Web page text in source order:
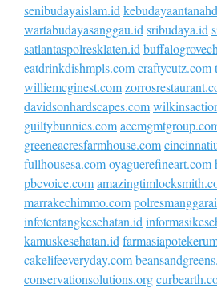
senibudayaislam.id
wartabudayasanggau.id sribudaya.id
satlantaspolresklaten.id
eatdrinkdishmpls.comcraftycutz.com
williemcginest.com
davidsonhardscapes.com
guiltybunnies.com
greeneacresfarmhouse.com
fullhousesa.comoyaguerefineart.com
pbcvoice.com
marrakechimmo.com
infotentangkesehatan.id
kamuskesehatan.id
cakelifeeveryday.com
conservationsolutions.org